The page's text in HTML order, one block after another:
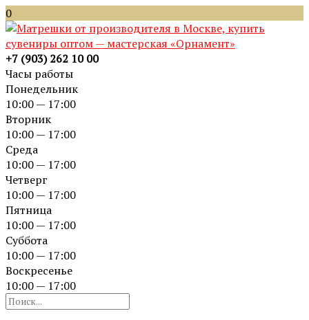
0
+7 (903) 262 10 00
Часы работы
Понедельник
10:00 — 17:00
Вторник
10:00 — 17:00
Среда
10:00 — 17:00
Четверг
10:00 — 17:00
Пятница
10:00 — 17:00
Суббота
10:00 — 17:00
Воскресенье
10:00 — 17:00